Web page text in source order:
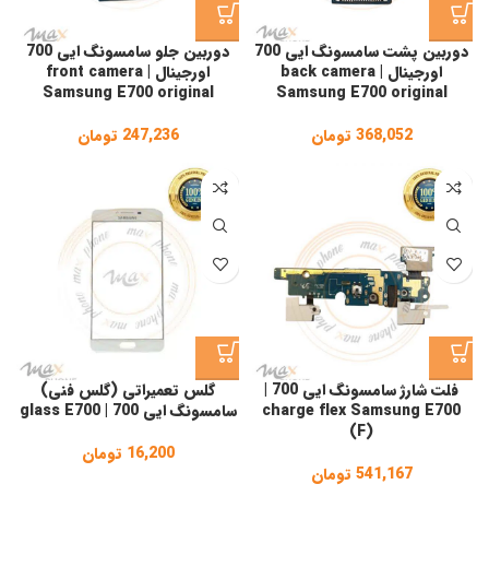
دوربین پشت سامسونگ ایی 700
اورجینال | back camera
Samsung E700 original
368,052 تومان
دوربین جلو سامسونگ ایی 700
اورجینال | front camera
Samsung E700 original
247,236 تومان
فلت شارژ سامسونگ ایی 700 |
charge flex Samsung E700
(F)
541,167 تومان
گلس تعمیراتی (گلس فنی)
سامسونگ ایی 700 | glass E700
16,200 تومان